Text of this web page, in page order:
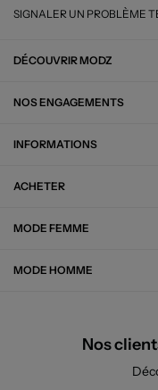
SIGNALER UN PROBLÈME
DÉCOUVRIR MODZ
NOS ENGAGEMENTS
INFORMATIONS
ACHETER
MODE FEMME
MODE HOMME
Nos